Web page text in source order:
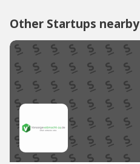
Other Startups nearby